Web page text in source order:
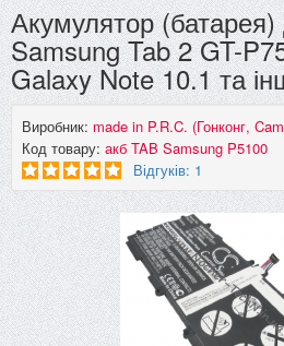
Акумулятор
Samsung Tab 2 GT-
Galaxy Note 10.1 та
Виробник: made in P.R.C. (Гонконг,
Код товару: акб TAB Samsung P5100
Відгуків: 1